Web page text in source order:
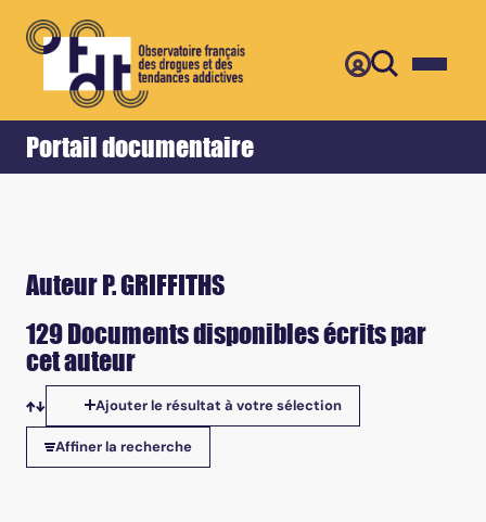
Portail documentaire
Accueil Retour
Auteur P. GRIFFITHS
129 Documents disponibles écrits par
cet auteur
Tris disponibles
Ajouter le résultat à votre sélection
Affiner la recherche